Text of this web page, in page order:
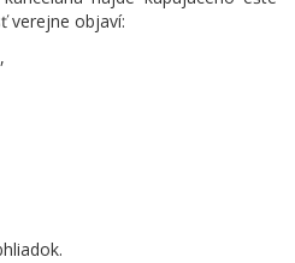
verejne objaví: